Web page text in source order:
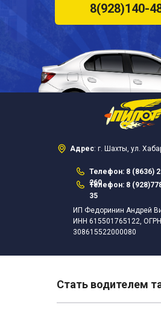
8(928)140-
Телефон: 8 (8636)
260
Телефон: 8
35
Адрес: г. Шахты, ул.
ИП Федоринин Андрей
ИНН 615501765122, ОГРН
308615522000080
Стать водителем